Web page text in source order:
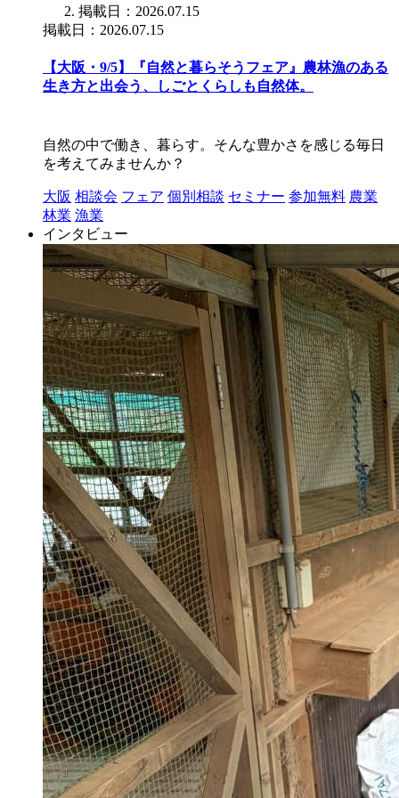
掲載日：2026.07.15
掲載日：2026.07.15
【大阪・9/5】『自然と暮らそうフェア』農林漁のある
生き方と出会う、しごとくらしも自然体。
自然の中で働き、暮らす。そんな豊かさを感じる毎日
を考えてみませんか？
大阪 相談会 フェア 個別相談 セミナー 参加無料 農業
林業 漁業
インタビュー